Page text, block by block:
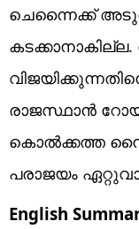
ചെന്നൈക്ക്
രാജസ്ഥാൻ
കൊൽക്കത്ത
പരാജയം
English